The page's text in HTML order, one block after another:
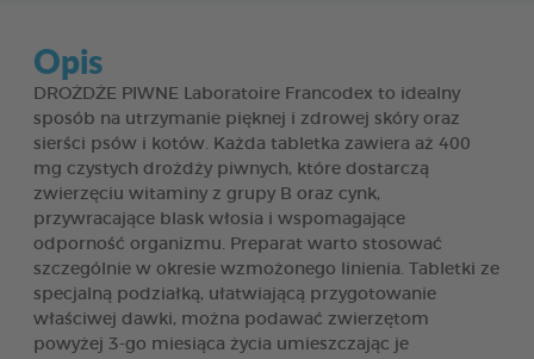
Opis
DROŻDŻE PIWNE Laboratoire Francodex to idealny
sposób na utrzymanie pięknej i zdrowej skóry oraz
sierści psów i kotów. Każda tabletka zawiera aż 400
mg czystych drożdży piwnych, które dostarczą
zwierzęciu witaminy z grupy B oraz cynk,
przywracające blask włosia i wspomagające
odporność organizmu. Preparat warto stosować
szczególnie w okresie wzmożonego linienia. Tabletki ze
specjalną podziałką, ułatwiającą przygotowanie
właściwej dawki, można podawać zwierzętom
powyżej 3-go miesiąca życia umieszczając je